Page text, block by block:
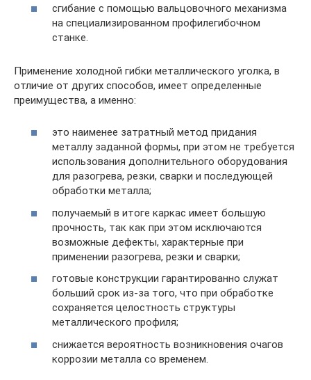
сгибание с помощью вальцовочного механизма
на специализированном профилегибочном
станке.
Применение холодной гибки металлического уголка, в
отличие от других способов, имеет определенные
преимущества, а именно:
это наименее затратный метод придания
металлу заданной формы, при этом не требуется
использования дополнительного оборудования
для разогрева, резки, сварки и последующей
обработки металла;
получаемый в итоге каркас имеет большую
прочность, так как при этом исключаются
возможные дефекты, характерные при
применении разогрева, резки и сварки;
готовые конструкции гарантированно служат
больший срок из-за того, что при обработке
сохраняется целостность структуры
металлического профиля;
снижается вероятность возникновения очагов
коррозии металла со временем.